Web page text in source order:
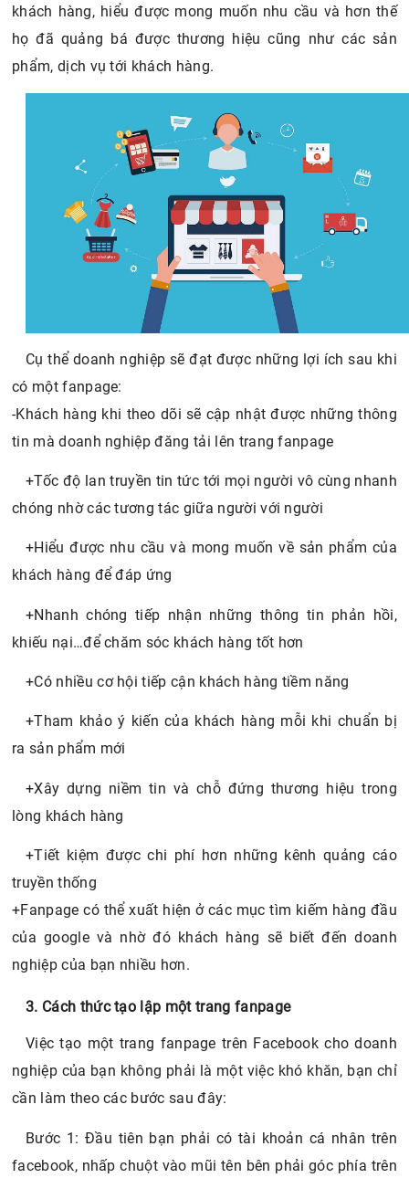
khách hàng, hiểu được mong muốn nhu cầu và hơn thế
họ đã quảng bá được thương hiệu cũng như các sản
phẩm, dịch vụ tới khách hàng.
Cụ thể doanh nghiệp sẽ đạt được những lợi ích sau khi
có một fanpage:
-Khách hàng khi theo dõi sẽ cập nhật được những thông
tin mà doanh nghiệp đăng tải lên trang fanpage
+Tốc độ lan truyền tin tức tới mọi người vô cùng nhanh
chóng nhờ các tương tác giữa người với người
+Hiểu được nhu cầu và mong muốn về sản phẩm của
khách hàng để đáp ứng
+Nhanh chóng tiếp nhận những thông tin phản hồi,
khiếu nại…để chăm sóc khách hàng tốt hơn
+Có nhiều cơ hội tiếp cận khách hàng tiềm năng
+Tham khảo ý kiến của khách hàng mỗi khi chuẩn bị
ra sản phẩm mới
+Xây dựng niềm tin và chỗ đứng thương hiệu trong
lòng khách hàng
+Tiết kiệm được chi phí hơn những kênh quảng cáo
truyền thống
+Fanpage có thể xuất hiện ở các mục tìm kiếm hàng đầu
của google và nhờ đó khách hàng sẽ biết đến doanh
nghiệp của bạn nhiều hơn.
3. Cách thức tạo lập một trang fanpage
Việc tạo một trang fanpage trên Facebook cho doanh
nghiệp của bạn không phải là một việc khó khăn, bạn chỉ
cần làm theo các bước sau đây:
Bước 1: Đầu tiên bạn phải có tài khoản cá nhân trên
facebook, nhấp chuột vào mũi tên bên phải góc phía trên